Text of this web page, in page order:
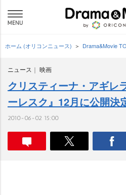
ホーム (オリコンニュース) Drama&Movie
ニュース 映画
クリスティーナ・アギレ
ーレスク』12月に公開決
2010-06-02 15:00